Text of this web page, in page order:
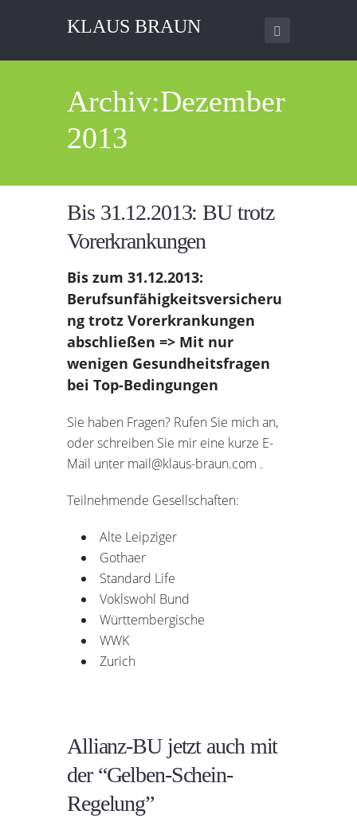
KLAUS BRAUN
Archiv:Dezember
2013
Bis 31.12.2013: BU trotz
Vorerkrankungen
Bis zum 31.12.2013:
Berufsunfähigkeitsversicheru
ng trotz Vorerkrankungen
abschließen => Mit nur
wenigen Gesundheitsfragen
bei Top-Bedingungen
Sie haben Fragen? Rufen Sie mich an,
oder schreiben Sie mir eine kurze E-
Mail unter mail@klaus-braun.com .
Teilnehmende Gesellschaften:
Alte Leipziger
Gothaer
Standard Life
Voklswohl Bund
Württembergische
WWK
Zurich
Allianz-BU jetzt auch mit
der “Gelben-Schein-
Regelung”